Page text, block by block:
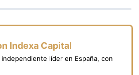
Indexa Capital
líder en España, con